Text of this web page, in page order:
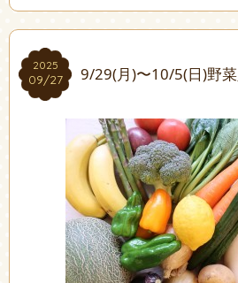
2025
09/27
2025
09/27 9/29(月)〜10/5(日)野